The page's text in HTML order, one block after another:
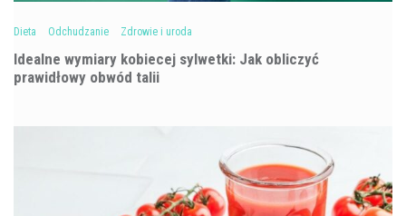
Dieta Odchudzanie Zdrowie i uroda
Idealne wymiary kobiecej sylwetki: Jak obliczyć
prawidłowy obwód talii